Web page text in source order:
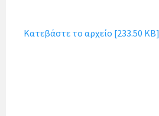
Κατεβάστε το αρχείο [233.50 KB]